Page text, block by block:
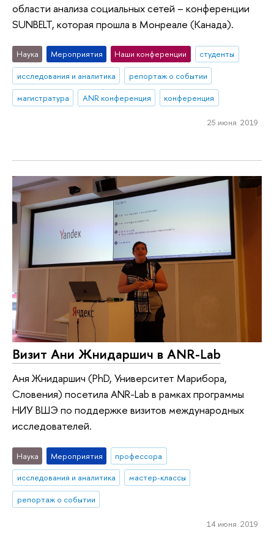
области анализа социальных сетей – конференции
SUNBELT, которая прошла в Монреале (Канада).
Наука Мероприятия Наши конференции
студенты
исследования и аналитика
репортаж о событии
магистратура
ANR конференция конференция
25 июня 2019
Визит Ани Жнидаршич в ANR-Lab
Аня Жнидаршич (PhD, Университет Марибора,
Словения) посетила ANR-Lab в рамках программы
НИУ ВШЭ по поддержке визитов международных
исследователей.
Наука Мероприятия
профессора
исследования и аналитика
мастер-классы
репортаж о событии
14 июня 2019